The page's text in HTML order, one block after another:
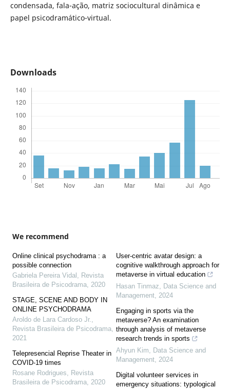
condensada, fala-ação, matriz sociocultural dinâmica e
papel psicodramático-virtual.
Downloads
We recommend
Online clinical psychodrama : a
possible connection
Gabriela Pereira Vidal , Revista
Brasileira de Psicodrama, 2020
STAGE, SCENE AND BODY IN
ONLINE PSYCHODRAMA
Aroldo de Lara Cardoso Jr.,
Revista Brasileira de Psicodrama,
2021
Telepresencial Reprise Theater in
COVID-19 times
Rosane Rodrigues, Revista
Brasileira de Psicodrama, 2020
User-centric avatar design: a
cognitive walkthrough approach for
metaverse in virtual education
Hasan Tinmaz, Data Science and
Management, 2024
Engaging in sports via the
metaverse? An examination
through analysis of metaverse
research trends in sports
Ahyun Kim, Data Science and
Management, 2024
Digital volunteer services in
emergency situations: typological